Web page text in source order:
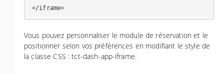
Vous pouvez personnaliser le module de réservation et le
positionner selon vos préférences en modifiant le style de
la classe CSS : tct-dash-app-iframe.